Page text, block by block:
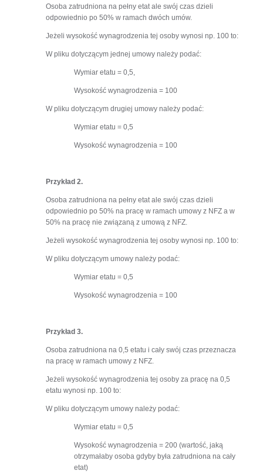
Osoba zatrudniona na pełny etat ale swój czas dzieli
odpowiednio po 50% w ramach dwóch umów.
Jeżeli wysokość wynagrodzenia tej osoby wynosi np. 100 to:
W pliku dotyczącym jednej umowy należy podać:
Wymiar etatu = 0,5,
Wysokość wynagrodzenia = 100
W pliku dotyczącym drugiej umowy należy podać:
Wymiar etatu = 0,5
Wysokość wynagrodzenia = 100
Przykład 2.
Osoba zatrudniona na pełny etat ale swój czas dzieli
odpowiednio po 50% na pracę w ramach umowy z NFZ a w
50% na pracę nie związaną z umową z NFZ.
Jeżeli wysokość wynagrodzenia tej osoby wynosi np. 100 to:
W pliku dotyczącym umowy należy podać:
Wymiar etatu = 0,5
Wysokość wynagrodzenia = 100
Przykład 3.
Osoba zatrudniona na 0,5 etatu i cały swój czas przeznacza
na pracę w ramach umowy z NFZ.
Jeżeli wysokość wynagrodzenia tej osoby za pracę na 0,5
etatu wynosi np. 100 to:
W pliku dotyczącym umowy należy podać:
Wymiar etatu = 0,5
Wysokość wynagrodzenia = 200 (wartość, jaką
otrzymałaby osoba gdyby była zatrudniona na cały
etat)